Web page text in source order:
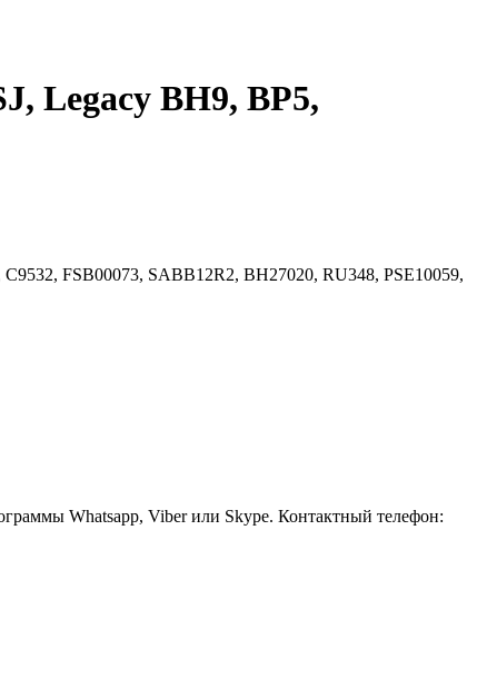
Legacy BH9, BP5,
FSB00073, SABB12R2, BH27020, RU348, PSE10059,
Whatsapp, Viber или Skype. Контактный телефон: